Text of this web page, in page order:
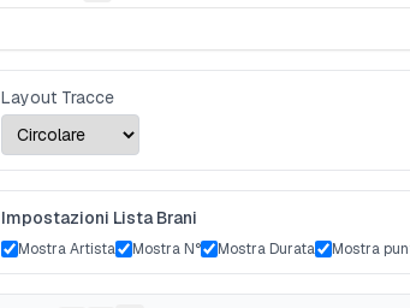
Layout Tracce
Impostazioni Lista Brani
Mostra Artista Mostra N° Mostra Durata Mostra